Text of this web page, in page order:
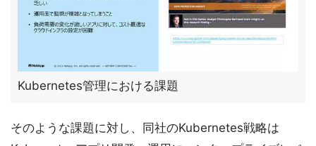
Kubernetes管理における課題
そのような課題に対し、同社のKubernetes戦略は